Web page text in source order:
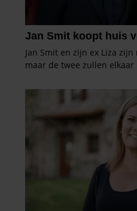
partners voor social media,
partners kunnen deze
informatie die u aan ze heeft
verzameld op basis van uw
gaat akkoord met onze